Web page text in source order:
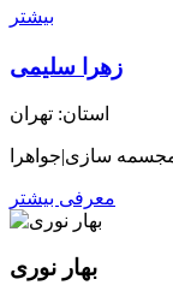
بیشتر
زهرا سلیمی
استان: تهران
معرفی بیشتر
بهار نوری